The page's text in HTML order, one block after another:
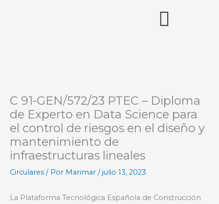
C 91-GEN/572/23 PTEC – Diploma
de Experto en Data Science para
el control de riesgos en el diseño y
mantenimiento de
infraestructuras lineales
Circulares / Por Marimar /julio 13, 2023
La Plataforma Tecnológica Española de Construcción